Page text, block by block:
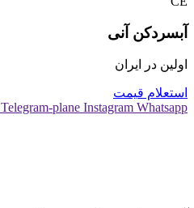
آبسردکن آنی
اولین در ایران
استعلام قیمت
Telegram-plane Instagram Whatsapp